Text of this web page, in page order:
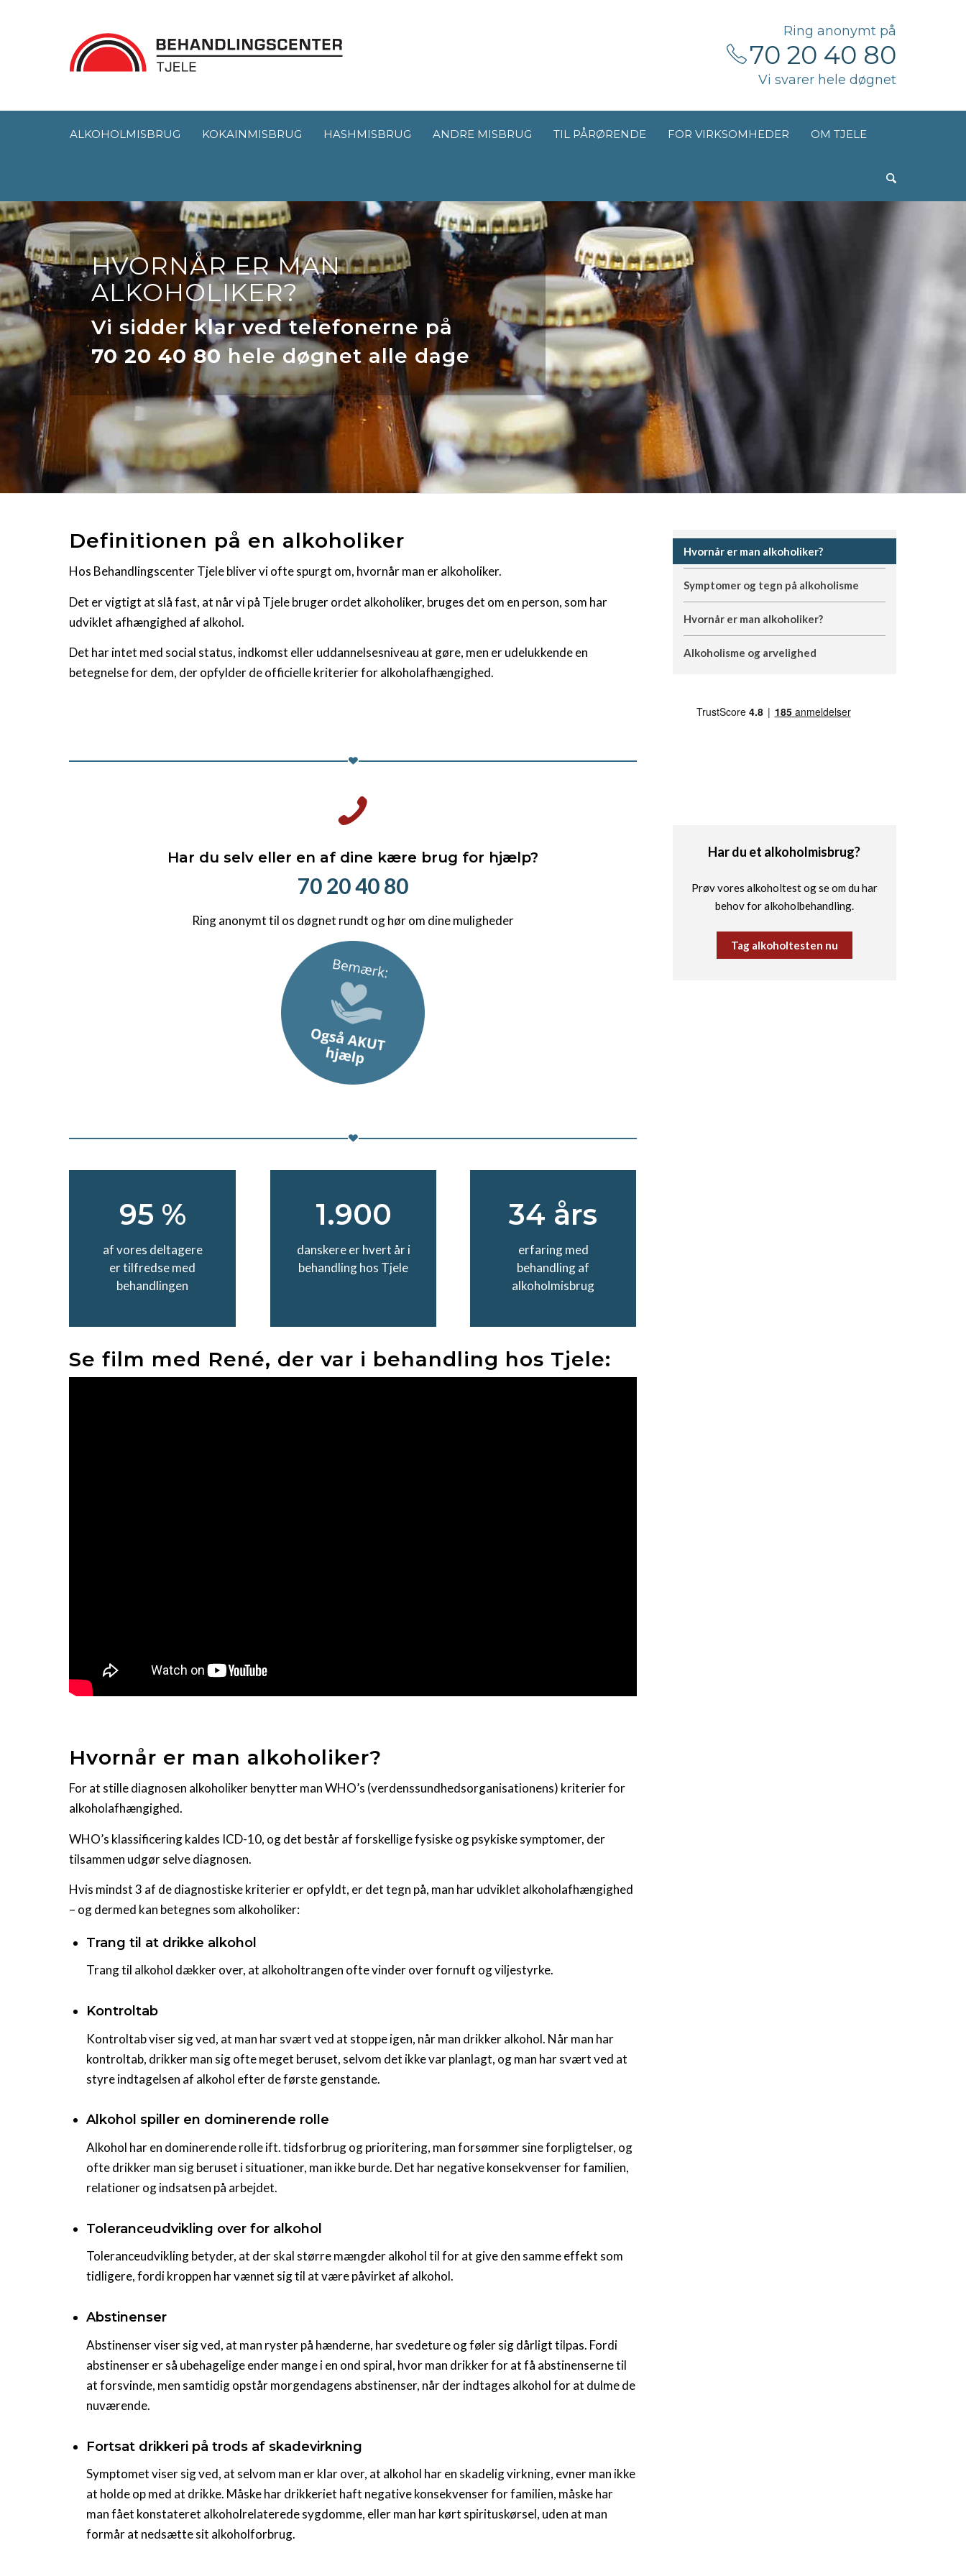
Ring anonymt på
70 20 40 80
Vi svarer hele døgnet
ALKOHOLMISBRUG KOKAINMISBRUG HASHMISBRUG ANDRE MISBRUG TIL PÅRØRENDE FOR VIRKSOMHEDER OM TJELE
HVORNÅR ER MAN
ALKOHOLIKER?
Vi sidder klar ved telefonerne på
70 20 40 80 hele døgnet alle dage
Definitionen på en alkoholiker
Hos Behandlingscenter Tjele bliver vi ofte spurgt om, hvornår man er alkoholiker.
Det er vigtigt at slå fast, at når vi på Tjele bruger ordet alkoholiker, bruges det om en person, som har
udviklet afhængighed af alkohol.
Det har intet med social status, indkomst eller uddannelsesniveau at gøre, men er udelukkende en
betegnelse for dem, der opfylder de officielle kriterier for alkoholafhængighed.
Har du selv eller en af dine kære brug for hjælp?
70 20 40 80
Ring anonymt til os døgnet rundt og hør om dine muligheder
95 %
af vores deltagere
er tilfredse med
behandlingen
1.900
danskere er hvert år i
behandling hos Tjele
34 års
erfaring med
behandling af
alkoholmisbrug
Se film med René, der var i behandling hos Tjele:
Hvornår er man alkoholiker?
For at stille diagnosen alkoholiker benytter man WHO’s (verdenssundhedsorganisationens) kriterier for
alkoholafhængighed.
WHO’s klassificering kaldes ICD-10, og det består af forskellige fysiske og psykiske symptomer, der
tilsammen udgør selve diagnosen.
Hvis mindst 3 af de diagnostiske kriterier er opfyldt, er det tegn på, man har udviklet alkoholafhængighed
– og dermed kan betegnes som alkoholiker:
Trang til at drikke alkohol
Trang til alkohol dækker over, at alkoholtrangen ofte vinder over fornuft og viljestyrke.
Kontroltab
Kontroltab viser sig ved, at man har svært ved at stoppe igen, når man drikker alkohol. Når man har
kontroltab, drikker man sig ofte meget beruset, selvom det ikke var planlagt, og man har svært ved at
styre indtagelsen af alkohol efter de første genstande.
Alkohol spiller en dominerende rolle
Alkohol har en dominerende rolle ift. tidsforbrug og prioritering, man forsømmer sine forpligtelser, og
ofte drikker man sig beruset i situationer, man ikke burde. Det har negative konsekvenser for familien,
relationer og indsatsen på arbejdet.
Toleranceudvikling over for alkohol
Toleranceudvikling betyder, at der skal større mængder alkohol til for at give den samme effekt som
tidligere, fordi kroppen har vænnet sig til at være påvirket af alkohol.
Abstinenser
Abstinenser viser sig ved, at man ryster på hænderne, har svedeture og føler sig dårligt tilpas. Fordi
abstinenser er så ubehagelige ender mange i en ond spiral, hvor man drikker for at få abstinenserne til
at forsvinde, men samtidig opstår morgendagens abstinenser, når der indtages alkohol for at dulme de
nuværende.
Fortsat drikkeri på trods af skadevirkning
Symptomet viser sig ved, at selvom man er klar over, at alkohol har en skadelig virkning, evner man ikke
at holde op med at drikke. Måske har drikkeriet haft negative konsekvenser for familien, måske har
man fået konstateret alkoholrelaterede sygdomme, eller man har kørt spirituskørsel, uden at man
formår at nedsætte sit alkoholforbrug.
Hvornår er man alkoholiker?
Symptomer og tegn på alkoholisme
Hvornår er man alkoholiker?
Alkoholisme og arvelighed
Har du et alkoholmisbrug?
Prøv vores alkoholtest og se om du har
behov for alkoholbehandling.
Tag alkoholtesten nu